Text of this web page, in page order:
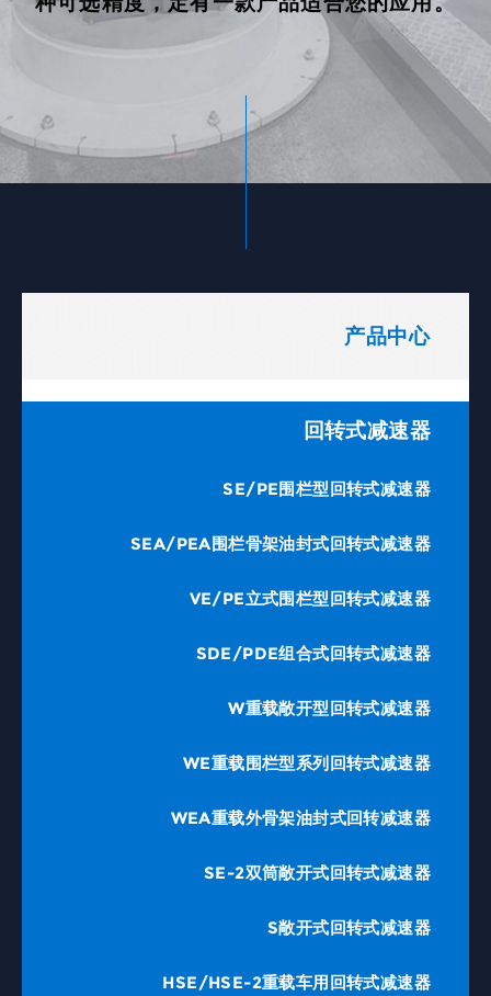
产品中心
回转式减速器
SE/PE围栏型回转式减速器
SEA/PEA围栏骨架油封式回转式减速器
VE/PE立式围栏型回转式减速器
SDE/PDE组合式回转式减速器
W重载敞开型回转式减速器
WE重载围栏型系列回转式减速器
WEA重载外骨架油封式回转减速器
SE-2双筒敞开式回转式减速器
S敞开式回转式减速器
HSE/HSE-2重载车用回转式减速器